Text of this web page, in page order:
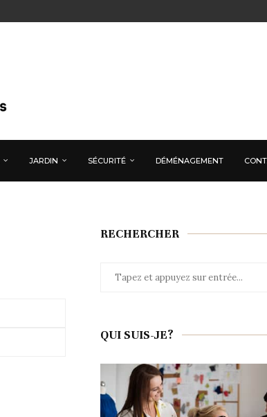
JARDIN SÉCURITÉ DÉMÉNAGEMENT
RECHERCHER
QUI SUIS-JE?